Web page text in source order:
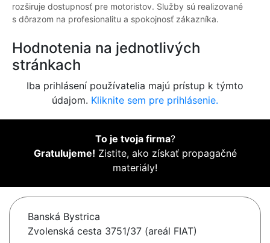
rozširuje dostupnosť pre motoristov. Služby sú realizované
s dôrazom na profesionalitu a spokojnosť zákazníka.
Hodnotenia na jednotlivých
stránkach
Iba prihlásení používatelia majú prístup k týmto
údajom. Kliknite sem pre prihlásenie.
To je tvoja firma?
Gratulujeme! Zistite, ako získať propagačné
materiály!
Banská Bystrica
Zvolenská cesta 3751/37 (areál FIAT)